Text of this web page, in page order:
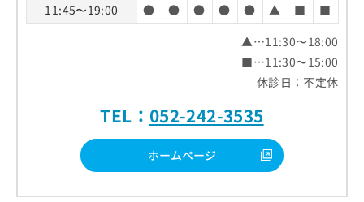
11:45〜19:00
● ● ● ● ● ▲ ■
■
▲…11:30〜18:00
■…11:30〜15:00
休診日：不定休
TEL： 052-242-3535
ホームページ